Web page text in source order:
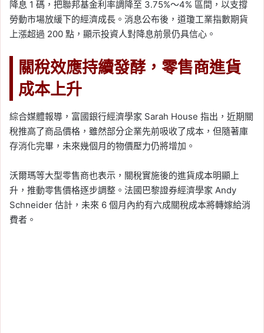
降息 1 碼，把聯邦基金利率調降至 3.75%～4% 區間，以支撐
勞動市場放緩下的經濟成長。消息公布後，道瓊工業指數期貨
上漲超過 200 點，顯示投資人對降息前景仍具信心。
關稅效應持續發酵，零售商進貨
成本上升
綜合媒體報導，富國銀行經濟學家 Sarah House 指出，近期關
稅推高了商品價格，雖然部分企業先前吸收了成本，但隨著庫
存消化完畢，未來幾個月的物價壓力仍將增加。
沃爾瑪等大型零售商也表示，關稅實施後的進貨成本明顯上
升，推動零售價格逐步調整。法國巴黎證券經濟學家 Andy
Schneider 估計，未來 6 個月內約有六成關稅成本將轉嫁給消
費者。